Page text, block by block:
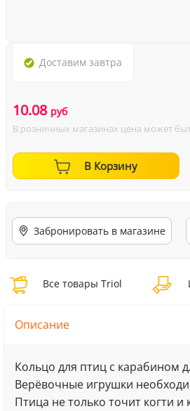
Доставим завтра
10.08 руб
В розничных магазинах цена может
В Корзину
Забронировать в магазине
Все товары Triol
Описание
Кольцо для птиц с карабином
Верёвочные игрушки
Птица не только точит когти